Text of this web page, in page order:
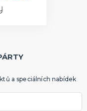
a speciálních nabídek